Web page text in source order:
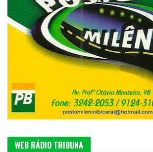
WEB RÁDIO TRIBUNA